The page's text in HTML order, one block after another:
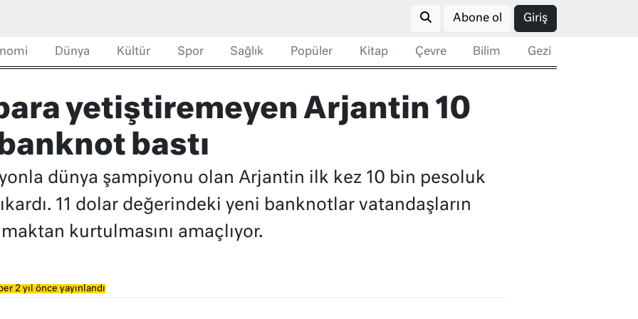
Abone ol Giriş
Dünya Kültür Spor Sağlık Popüler Kitap Çevre Bilim Gezi
yetiştiremeyen Arjantin 10
bastı
dünya şampiyonu olan Arjantin ilk kez 10 bin pesoluk
11 dolar değerindeki yeni banknotlar vatandaşların
kurtulmasını amaçlıyor.
2 yıl önce yayınlandı